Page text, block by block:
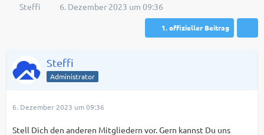
Steffi 6. Dezember 2023 um 09:36
1. offizieller Beitrag
Steffi
Administrator
6. Dezember 2023 um 09:36
Stell Dich den anderen Mitgliedern vor. Gern kannst Du uns